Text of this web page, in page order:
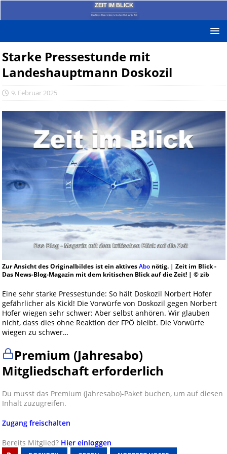
ZEIT IM BLICK
Das News-Blog mit dem kritischen Blick auf die Zeit!
Starke Pressestunde mit
Landeshauptmann Doskozil
9. Februar 2025
Zur Ansicht des Originalbildes ist ein aktivesAbonötig. | Zeit im Blick -
Das News-Blog-Magazin mit dem kritischen Blick auf die Zeit! | © zib
Eine sehr starke Pressestunde: So hält Doskozil Norbert Hofer
gefährlicher als Kickl! Die Vorwürfe von Doskozil gegen Norbert
Hofer wiegen sehr schwer: Aber selbst anhören. Wir glauben
nicht, dass dies ohne Reaktion der FPÖ bleibt. Die Vorwürfe
wiegen zu schwer…
Premium (Jahresabo)
Mitgliedschaft erforderlich
Du musst das Premium (Jahresabo)-Paket buchen, um auf diesen
Inhalt zuzugreifen.
Zugang freischalten
Bereits Mitglied? Hier einloggen